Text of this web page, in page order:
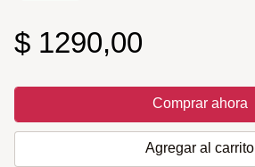
$ 1290,00
Comprar ahora
Agregar al carrito